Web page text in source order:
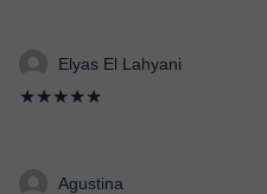
Elyas El Lahyani
★★★★★
Agustina